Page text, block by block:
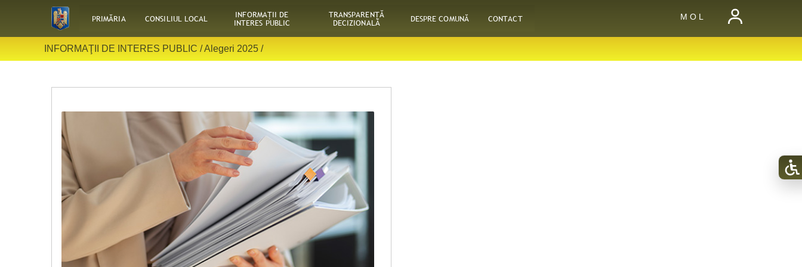
PRIMĂRIA CONSILIUL LOCAL INFORMAŢII DE
INTERES PUBLIC
TRANSPARENȚĂ
DECIZIONALĂ DESPRE COMUNĂ CONTACT M O L
INFORMAŢII DE INTERES PUBLIC /Alegeri 2025 /